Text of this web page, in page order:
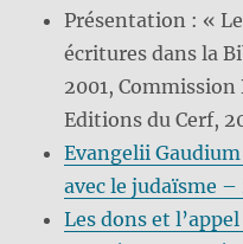
Présentation : «
écritures dans la
2001,
Editions du Cerf,
Evangelii
avec le judaïsme –
Les dons et